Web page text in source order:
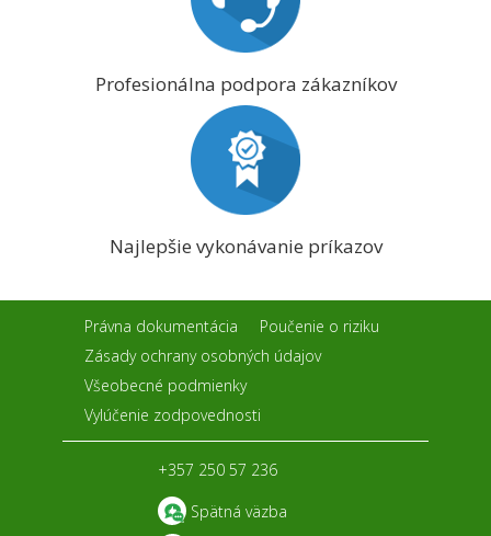
Profesionálna podpora zákazníkov
Najlepšie vykonávanie príkazov
Právna dokumentácia
Poučenie o riziku
Zásady ochrany osobných údajov
Všeobecné podmienky
Vylúčenie zodpovednosti
+357 250 57 236
Spätná väzba